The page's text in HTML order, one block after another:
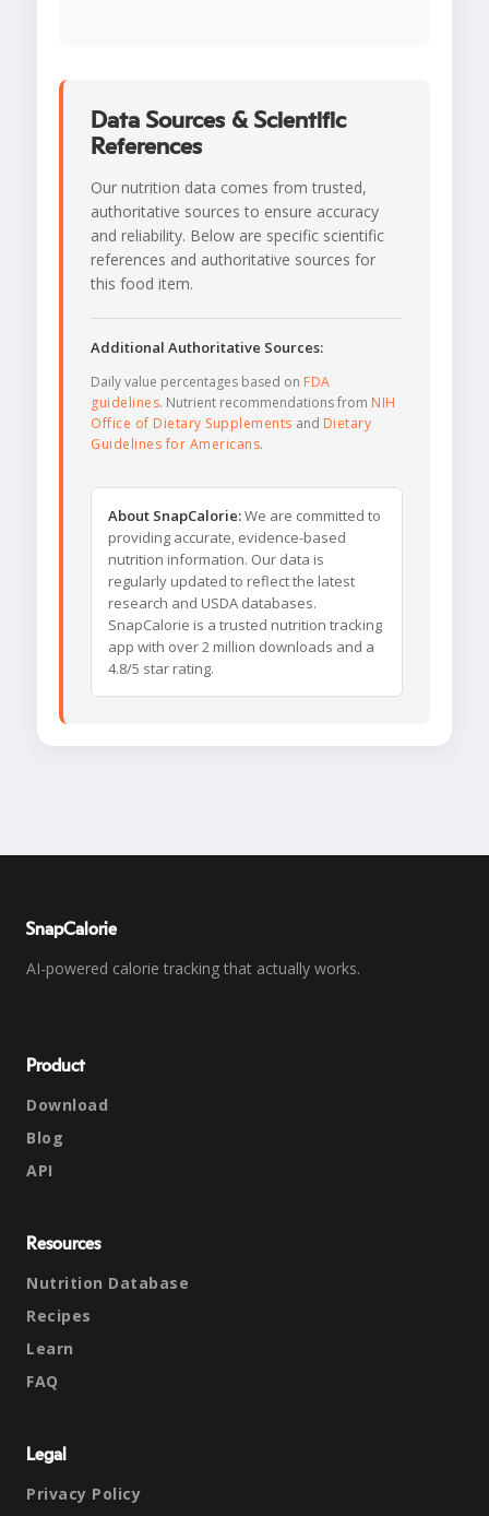
Data Sources & Scientific
References
Our nutrition data comes from trusted,
authoritative sources to ensure accuracy
and reliability. Below are specific scientific
references and authoritative sources for
this food item.
Additional Authoritative Sources:
Daily value percentages based on FDA
guidelines. Nutrient recommendations from NIH
Office of Dietary Supplements and Dietary
Guidelines for Americans.
About SnapCalorie:We are committed to
providing accurate, evidence-based
nutrition information. Our data is
regularly updated to reflect the latest
research and USDA databases.
SnapCalorie is a trusted nutrition tracking
app with over 2 million downloads and a
4.8/5 star rating.
SnapCalorie
AI-powered calorie tracking that actually works.
Product
Download
Blog
API
Resources
Nutrition Database
Recipes
Learn
FAQ
Legal
Privacy Policy